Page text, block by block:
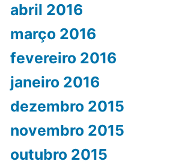
abril 2016
março 2016
fevereiro 2016
janeiro 2016
dezembro 2015
novembro 2015
outubro 2015